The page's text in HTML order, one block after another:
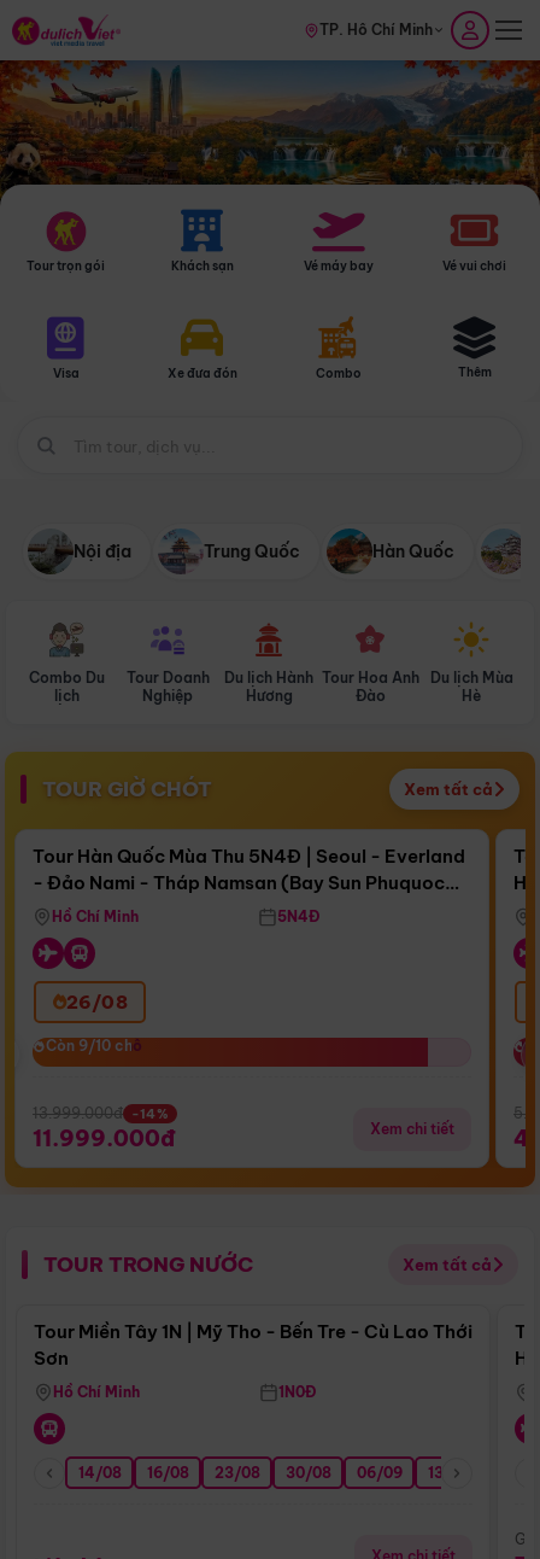
TP. Hồ Chí Minh
Tour trọn gói Khách sạn Vé máy bay Vé vui chơi
Visa Xe đưa đón Combo Thêm
Nội địa Trung Quốc Hàn Quốc
Combo Du
lịch
Tour Doanh
Nghiệp
Du lịch Hành
Hương
Tour Hoa Anh
Đào
Du lịch Mùa
Hè
TOUR GIỜ CHÓT Xem tất cả
Còn17 ngày 09:31:57
Bay Sun Phuquoc Airways
Điểm nổi bật
Tour Hàn Quốc Mùa Thu 5N4Đ | Seoul - Everland
- Đảo Nami - Tháp Namsan (Bay Sun Phuquoc
Airways)
Hồ Chí Minh 5N4Đ
26/08
Còn 9/10 chỗ
Còn 9/10 chỗ
13.999.000đ -14%
11.999.000đ Xem chi tiết
TOUR TRONG NƯỚC Xem tất cả
Điểm nổi bật
Tour Miền Tây 1N | Mỹ Tho - Bến Tre - Cù Lao Thới
Sơn
Hồ Chí Minh 1N0Đ
14/08 16/08 23/08 30/08 06/09 13/09